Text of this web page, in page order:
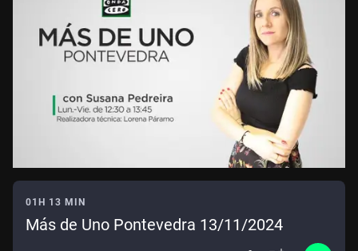
01H 13 MIN
Más de Uno Pontevedra 13/11/2024